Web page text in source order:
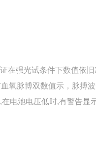
在强光试条件下数值依
氧脉博双数值示，脉搏
电池电压低时,有警告显